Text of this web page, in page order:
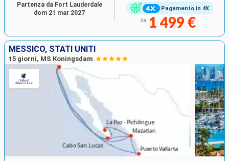
Pagamento in 4X
da 1 499 €
Partenza da Fort Lauderdale
dom 21 mar 2027
MESSICO, STATI UNITI
15 giorni, MS Koningsdam